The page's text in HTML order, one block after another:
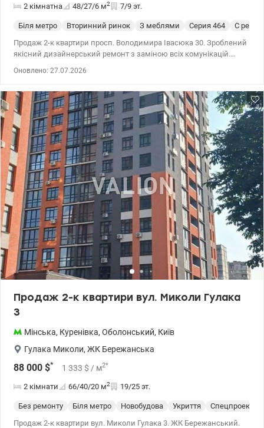
2 кімнатна 48/27/6 м2 7/9 эт.
Біля метро Вторинний ринок З меблями Cерия 464
С
Продаж 2-к квартири просп. Володимира Івасюка 30. Зроблений
якісний дизайнерський ремонт з заміною всіх комунікацій.
посудомийна, пралка, бойлер, витяжка, холодильник
вбудований, духова шафа, мікрохвильовка, варильна поверхня,
кондиціонер. 044 200 10 80 valion.ua/1149349
Оновлено: 27.07.2026
Продаж 2-к квартири вул. Миколи Гулака
3
Мінська, Куренівка, Оболонський, Київ
Гулака Миколи, ЖК Бережанська
88 000 $* 1 333 $ / м2*
2 кімнати 66/40/20 м2 19/25 эт.
Без ремонту Біля метро Новобудова Укриття Спецпроект
Продаж 2-к квартири вул. Миколи Гулака 3. ЖК Бережанський.